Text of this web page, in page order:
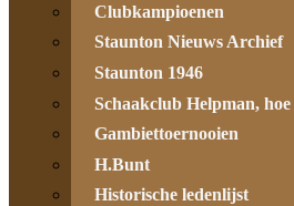
Clubkampioenen
Staunton Nieuws Archief
Staunton 1946
Schaakclub Helpman, hoe
Gambiettoernooien
H.Bunt
Historische ledenlijst